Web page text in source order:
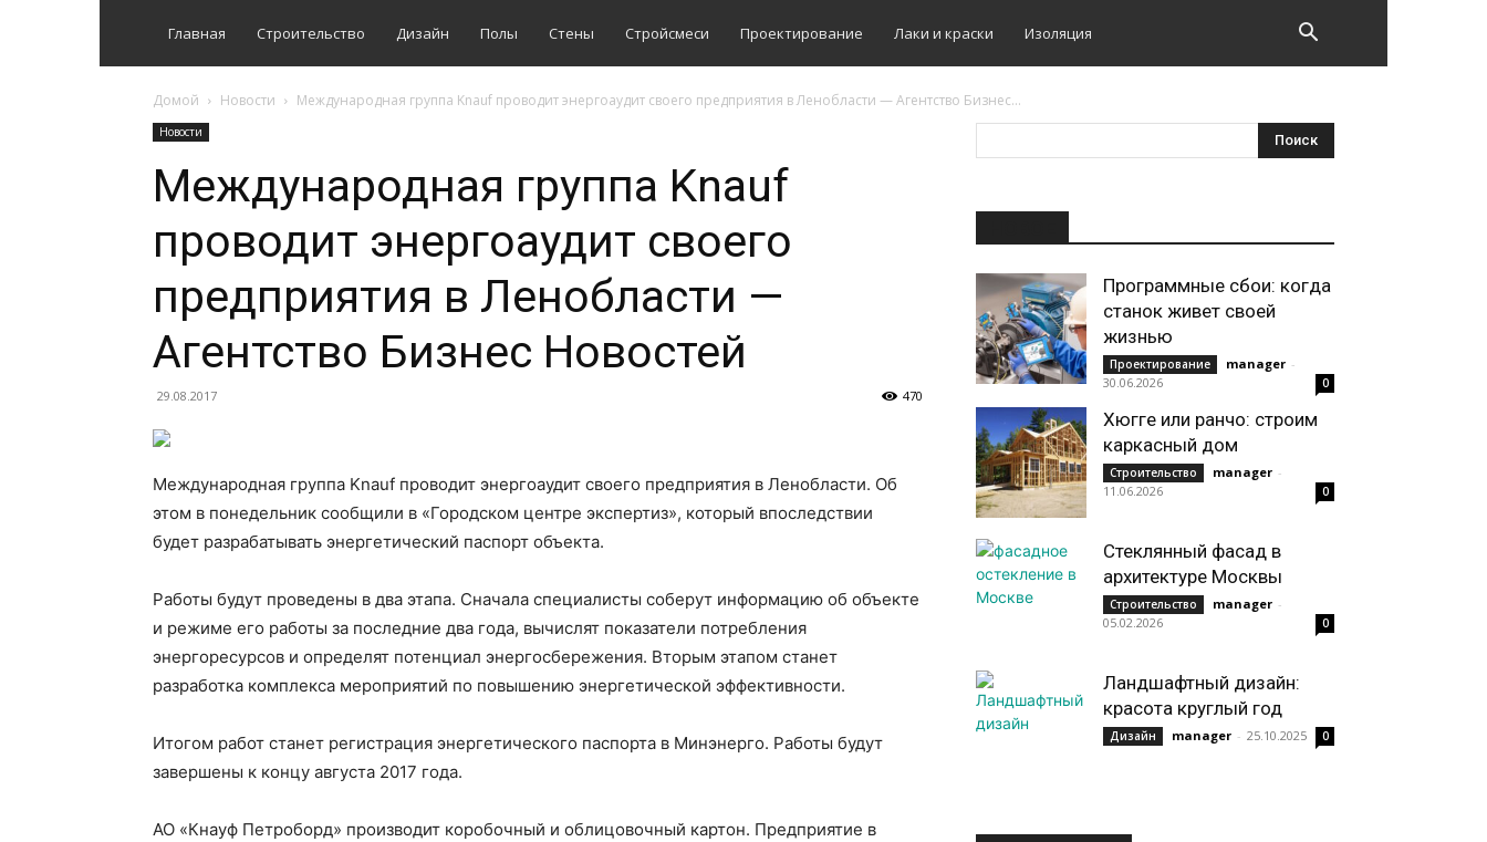
Главная Строительство Дизайн Полы Стены Стройсмеси Проектирование Лаки и краски Изоляция
Домой Новости Международная группа Knauf проводит энергоаудит своего предприятия в Ленобласти — Агентство Бизнес...
Новости
Международная группа Knauf
проводит энергоаудит своего
предприятия в Ленобласти —
Агентство Бизнес Новостей
29.08.2017 470
Международная группа Knauf проводит энергоаудит своего предприятия в Ленобласти. Об
этом в понедельник сообщили в «Городском центре экспертиз», который впоследствии
будет разрабатывать энергетический паспорт объекта.
Работы будут проведены в два этапа. Сначала специалисты соберут информацию об объекте
и режиме его работы за последние два года, вычислят показатели потребления
энергоресурсов и определят потенциал энергосбережения. Вторым этапом станет
разработка комплекса мероприятий по повышению энергетической эффективности.
Итогом работ станет регистрация энергетического паспорта в Минэнерго. Работы будут
завершены к концу августа 2017 года.
АО «Кнауф Петроборд» производит коробочный и облицовочный картон. Предприятие в
Программные сбои: когда
станок живет своей
жизнью
Проектирование manager -
30.06.2026
0
Хюгге или ранчо: строим
каркасный дом
Строительство manager -
11.06.2026
0
Стеклянный фасад в
архитектуре Москвы
Строительство manager -
05.02.2026
0
Ландшафтный дизайн:
красота круглый год
Дизайн manager - 25.10.2025 0